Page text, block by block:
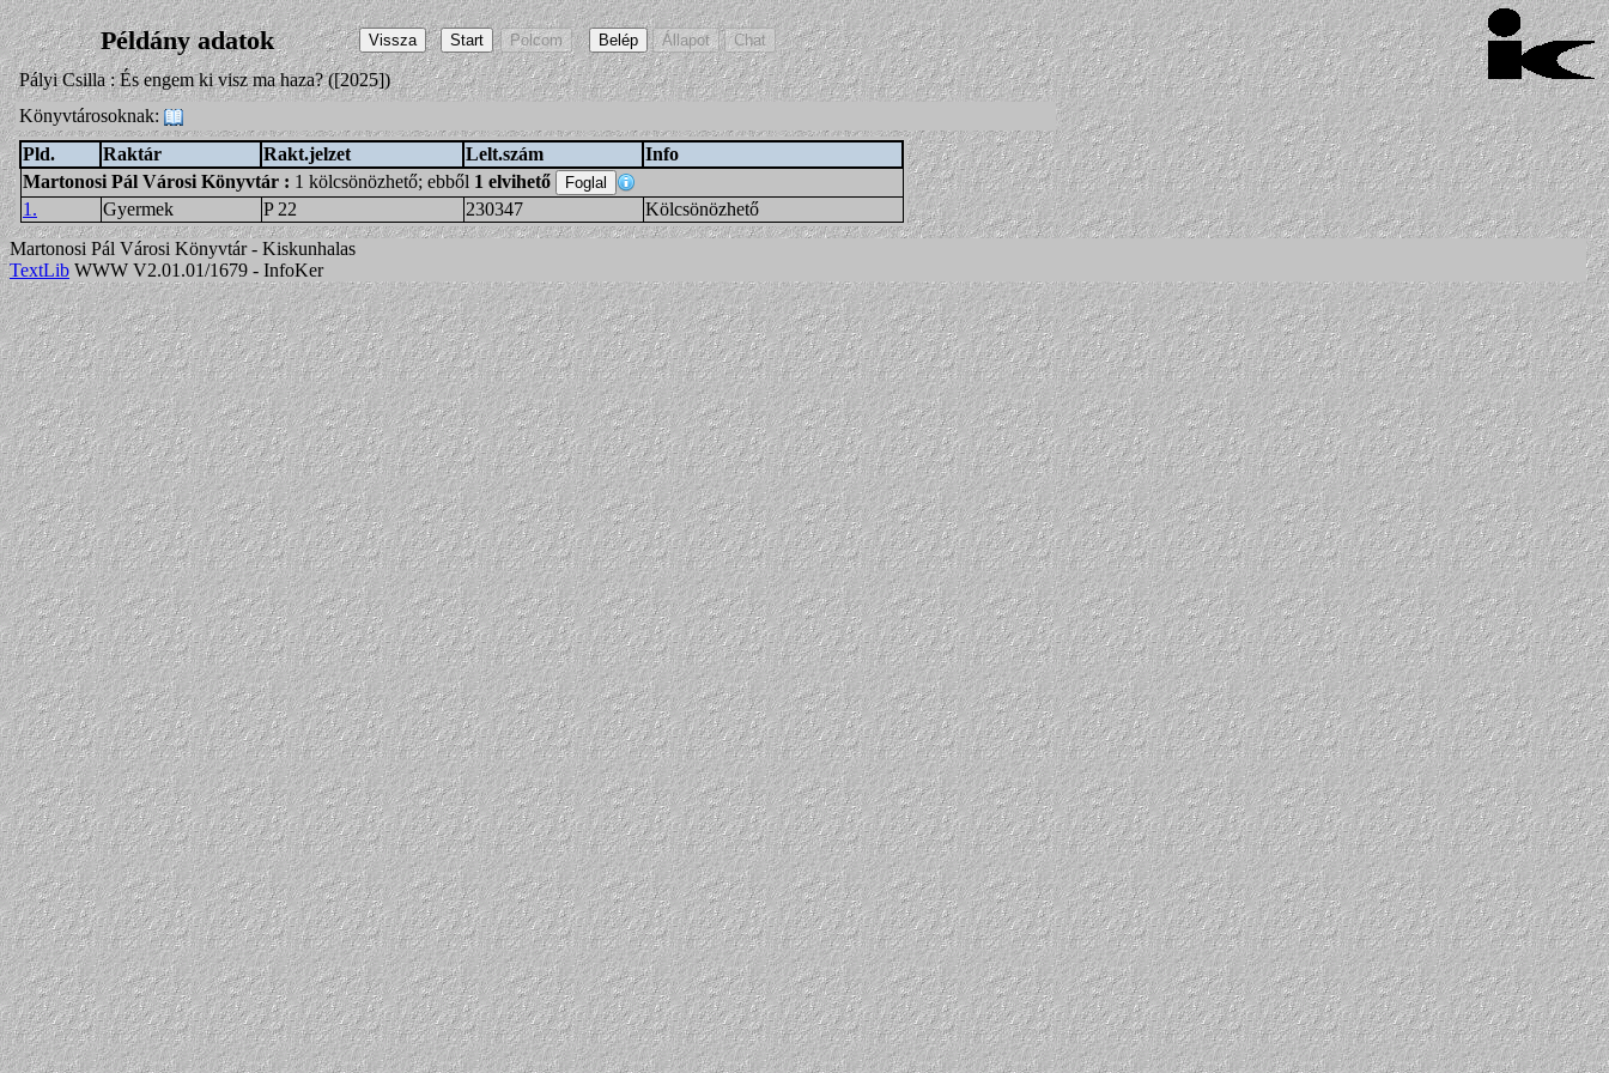
Példány adatok
Pályi Csilla : És engem ki visz ma haza? ([2025])
Könyvtárosoknak:
Pld.
Raktár Rakt.jelzet Lelt.szám
Info
Martonosi Pál Városi Könyvtár : 1 kölcsönözhető; ebből 1 elvihető
1.
Gyermek P 22 230347
Kölcsönözhető
Martonosi Pál Városi Könyvtár - Kiskunhalas
TextLib WWW V2.01.01/1679 - InfoKer